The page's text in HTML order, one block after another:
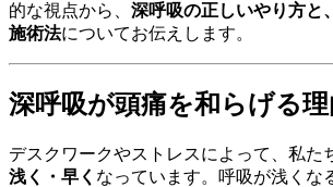
的な視点から、 深呼吸の正しいやり方と
施術法についてお伝えします。
深呼吸が頭痛を和らげる理
デスクワークやストレスによって、私た
浅く・早く なっています。呼吸が浅くな